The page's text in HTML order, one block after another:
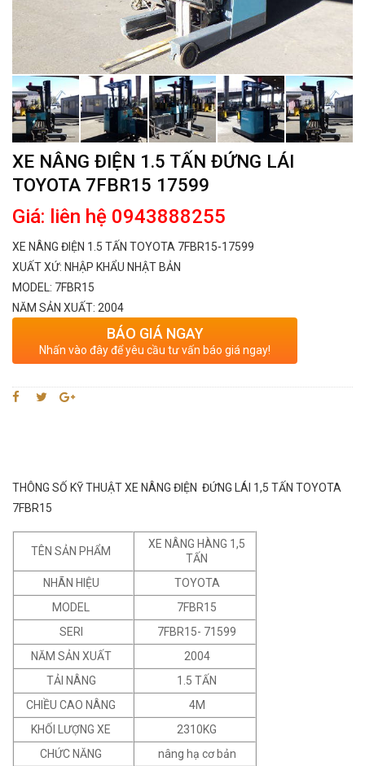
XE NÂNG ĐIỆN 1.5 TẤN ĐỨNG LÁI
TOYOTA 7FBR15 17599
Giá: liên hệ 0943888255
XE NÂNG ĐIỆN 1.5 TẤN TOYOTA 7FBR15-17599
XUẤT XỨ: NHẬP KHẨU NHẬT BẢN
MODEL: 7FBR15
NĂM SẢN XUẤT: 2004
BÁO GIÁ NGAY
Nhấn vào đây để yêu cầu tư vấn báo giá ngay!
THÔNG SỐ KỸ THUẬT XE NÂNG ĐIỆN ĐỨNG LÁI 1,5 TẤN TOYOTA
7FBR15
TÊN SẢN PHẨM
XE NÂNG HÀNG 1,5
TẤN
NHÃN HIỆU
TOYOTA
MODEL
7FBR15
SERI
7FBR15- 71599
NĂM SẢN XUẤT
2004
TẢI NÂNG
1.5 TẤN
CHIỀU CAO NÂNG
4M
KHỐI LƯỢNG XE
2310KG
CHỨC NĂNG
nâng hạ cơ bản